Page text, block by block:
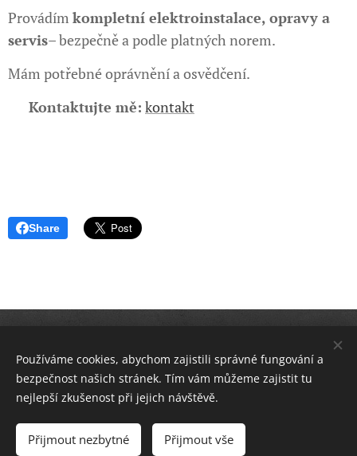
Provádím kompletní elektroinstalace, opravy a
servis– bezpečně a podle platných norem.
Mám potřebné oprávnění a osvědčení.
Kontaktujte mě: kontakt
Share
o nás kontakt YouTube
Copyright © 2025 | Elektrojanata
All rights reserved
Vytvořeno službou Webnode
Používáme cookies, abychom zajistili správné fungování a
bezpečnost našich stránek. Tím vám můžeme zajistit tu
nejlepší zkušenost při jejich návštěvě.
Přijmout nezbytné Přijmout vše